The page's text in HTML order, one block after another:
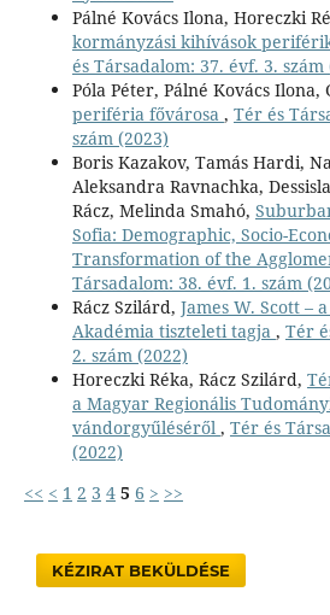
Pálné Kovács Ilona, Horeczki
kormányzási kihívások
és Társadalom: 37. évf. 3. szám
Póla Péter, Pálné Kovács Ilona,
periféria fővárosa , Tér és
szám (2023)
Boris Kazakov, Tamás Hardi,
Aleksandra Ravnachka,
Rácz, Melinda Smahó,
Sofia: Demographic, Socio-
Transformation of the
Társadalom: 38. évf. 1. szám
Rácz Szilárd, James W. Scott –
Akadémia tiszteleti tagja , Tér
2. szám (2022)
Horeczki Réka, Rácz Szilárd,
a Magyar Regionális
vándorgyűléséről , Tér és
(2022)
<< < 1 2 3 4 5 6 > >>
KÉZIRAT BEKÜLDÉSE